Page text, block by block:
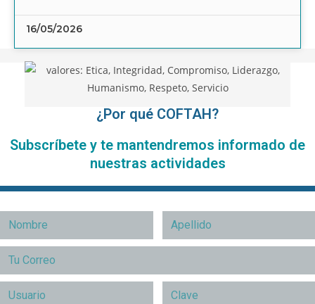
16/05/2026
¿Por qué COFTAH?
Subscríbete y te mantendremos informado de
nuestras actividades